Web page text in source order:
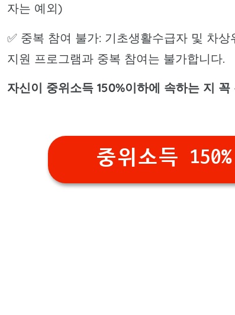
자는 예외)
✅ 중복 참여 불가: 기초생활수급자 및 차
지원 프로그램과 중복 참여는 불가합니다.
자신이 중위소득 150%이하에 속하는 지 꼭
중위소득